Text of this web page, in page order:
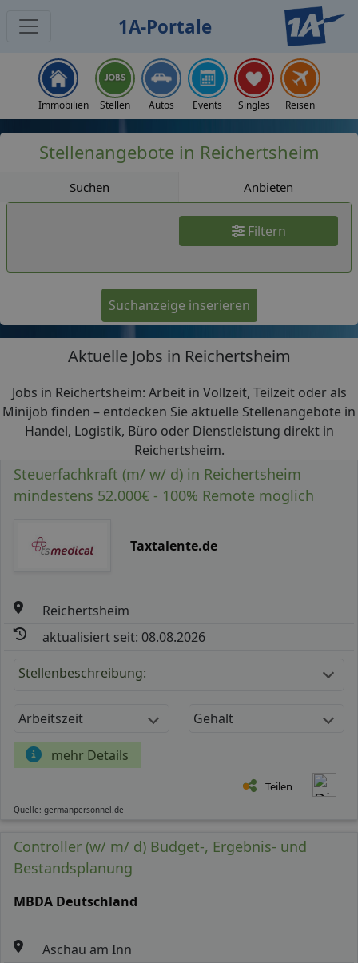
1A-Portale
Immobilien Stellen Autos Events Singles Reisen
Stellenangebote in Reichertsheim
Suchen Anbieten
Filtern
Suchanzeige inserieren
Aktuelle Jobs in Reichertsheim
Jobs in Reichertsheim: Arbeit in Vollzeit, Teilzeit oder als
Minijob finden – entdecken Sie aktuelle Stellenangebote in
Handel, Logistik, Büro oder Dienstleistung direkt in
Reichertsheim.
Steuerfachkraft (m/ w/ d) in Reichertsheim
mindestens 52.000€ - 100% Remote möglich
Taxtalente.de
Reichertsheim
aktualisiert seit: 08.08.2026
Stellenbeschreibung:
Arbeitszeit Gehalt
mehr Details
Teilen
Quelle: germanpersonnel.de
Controller (w/ m/ d) Budget-, Ergebnis- und
Bestandsplanung
MBDA Deutschland
Aschau am Inn